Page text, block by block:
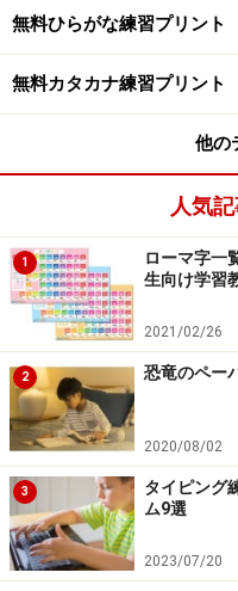
戦してみるのも良いでし
学習に使える写
児童・生徒向けに写真素
「お米の学習
問に答えるコーナーや
られています。
日本各地の米作りの歴
野、讃岐平野と平野別
で、教材ライブラリー
れ、田んぼの水の流れ
で紹介しています。
無料ひらがな練習プリント
無料カタカナ練習プリント
他の
人気
1
ローマ字一
生向け学習
2021/02/26
2 恐竜のペー
2020/08/02
3
タイピング
ム9選
2023/07/20